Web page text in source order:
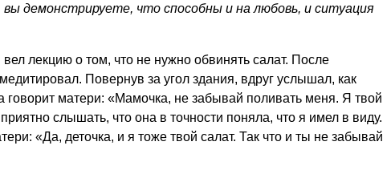
вы демонстрируете, что способны и на любовь, и ситуация
лекцию о том, что не нужно обвинять салат. После
Повернув за угол здания, вдруг услышал, как
говорит матери: «Мамочка, не забывай поливать меня. Я твой
слышать, что она в точности поняла, что я имел в виду.
«Да, деточка, и я тоже твой салат. Так что и ты не забывай